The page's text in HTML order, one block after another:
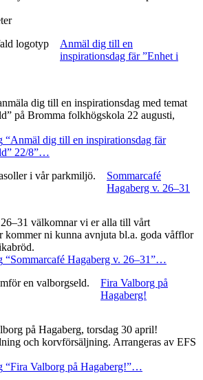
Anmäl dig till en
inspirationsdag fär ”Enhet i
dig till en inspirationsdag med temat
på Bromma folkhögskola 22 augusti,
“Anmäl dig till en inspirationsdag fär
22/8”…
Sommarcafé
Hagaberg v. 26–31
välkomnar vi er alla till vårt
kommer ni kunna avnjuta bl.a. goda våfflor
“Sommarcafé Hagaberg v. 26–31”…
Fira Valborg på
Hagaberg!
på Hagaberg, torsdag 30 april!
och korvförsäljning. Arrangeras av EFS
“Fira Valborg på Hagaberg!”…